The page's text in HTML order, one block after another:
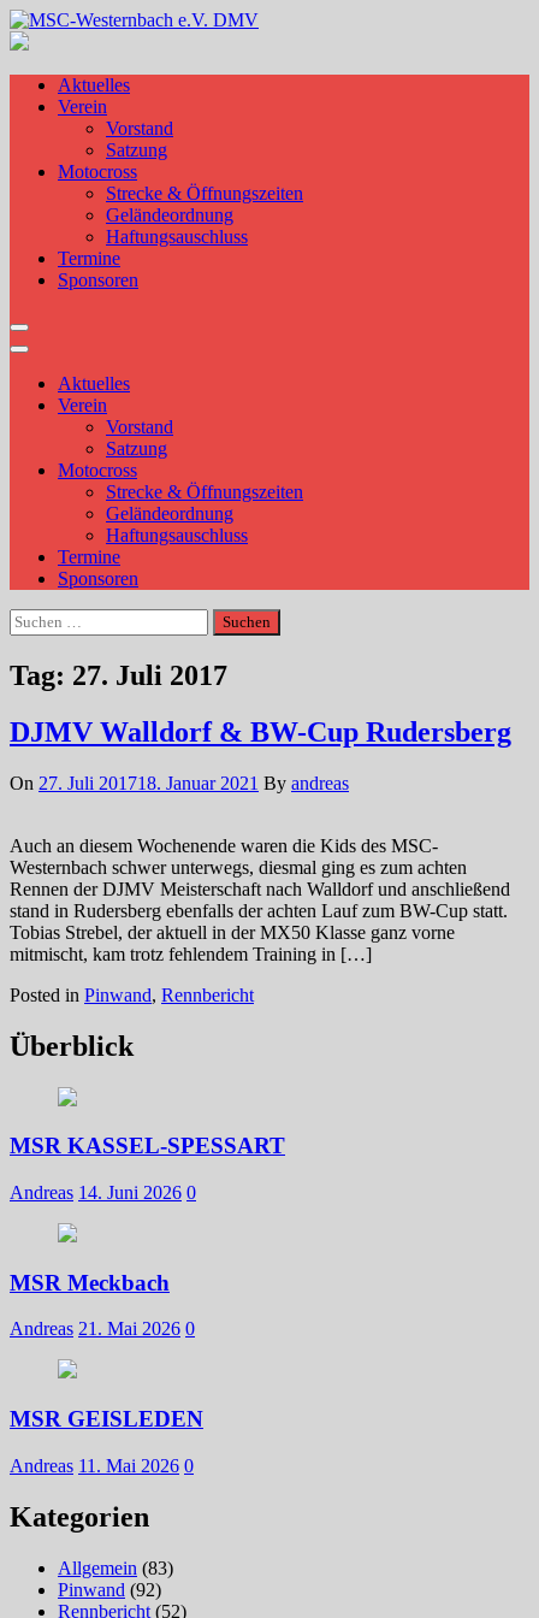
Skip
to
Aktuelles
Verein
Vorstand
Satzung
Motocross
Strecke & Öffnungszeiten
Geländeordnung
Haftungsauschluss
Termine
Sponsoren
Aktuelles
Verein
Vorstand
Satzung
Motocross
Strecke & Öffnungszeiten
Geländeordnung
Haftungsauschluss
Termine
Sponsoren
Suchen
nach:
Tag: 27. Juli 2017
DJMV Walldorf & BW-Cup Rudersberg
On 27. Juli 201718. Januar 2021 By andreas
Auch an diesem Wochenende waren die Kids des MSC-
Westernbach schwer unterwegs, diesmal ging es zum achten
Rennen der DJMV Meisterschaft nach Walldorf und anschließend
stand in Rudersberg ebenfalls der achten Lauf zum BW-Cup statt.
Tobias Strebel, der aktuell in der MX50 Klasse ganz vorne
mitmischt, kam trotz fehlendem Training in […]
Posted in Pinwand, Rennbericht
Überblick
MSR KASSEL-SPESSART
Andreas 14. Juni 2026 0
MSR Meckbach
Andreas 21. Mai 2026 0
MSR GEISLEDEN
Andreas 11. Mai 2026 0
Kategorien
Allgemein (83)
Pinwand (92)
Rennbericht (52)